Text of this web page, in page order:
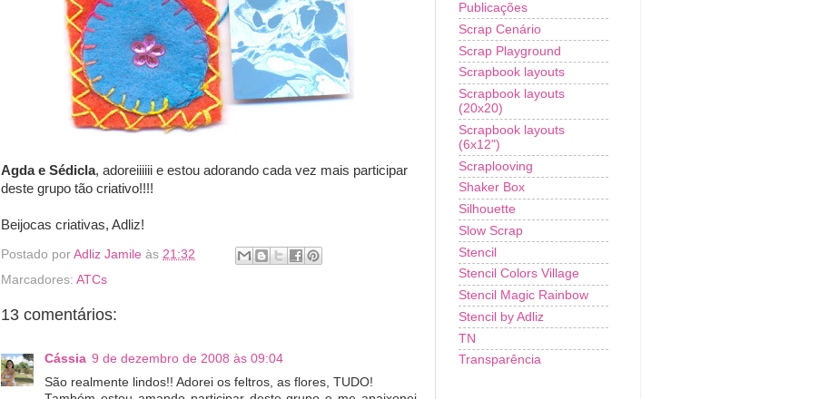
Agda e Sédicla, adoreiiiiii e estou adorando cada vez mais participar
deste grupo tão criativo!!!!
Beijocas criativas, Adliz!
Postado por Adliz Jamile às 21:32
Marcadores: ATCs
13 comentários:
Cássia 9 de dezembro de 2008 às 09:04
São realmente lindos!! Adorei os feltros, as flores, TUDO!
Publicações
Scrap Cenário
Scrap Playground
Scrapbook layouts
Scrapbook layouts
(20x20)
Scrapbook layouts
(6x12")
Scraplooving
Shaker Box
Silhouette
Slow Scrap
Stencil
Stencil Colors Village
Stencil Magic Rainbow
Stencil by Adliz
TN
Transparência